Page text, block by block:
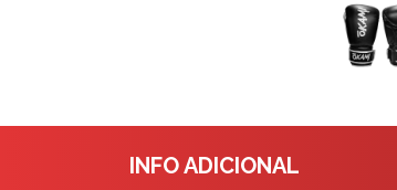
INFO ADICIONAL